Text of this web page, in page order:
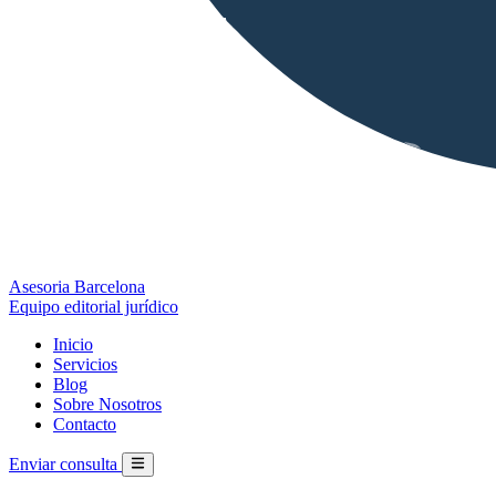
Asesoria Barcelona
Equipo editorial jurídico
Inicio
Servicios
Blog
Sobre Nosotros
Contacto
Enviar consulta